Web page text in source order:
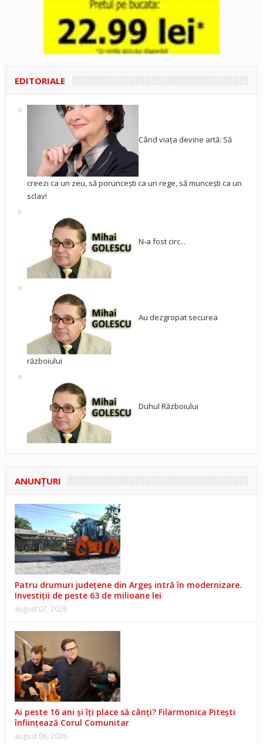
EDITORIALE
Când viața devine artă: Să
creezi ca un zeu, să poruncești ca un rege, să muncești ca un
sclav!
N-a fost circ...
Au dezgropat securea
războiului
Duhul Războiului
ANUNŢURI
Patru drumuri județene din Argeș intră în modernizare.
Investiții de peste 63 de milioane lei
august 07, 2026
Ai peste 16 ani și îți place să cânți? Filarmonica Pitești
înființează Corul Comunitar
august 06, 2026